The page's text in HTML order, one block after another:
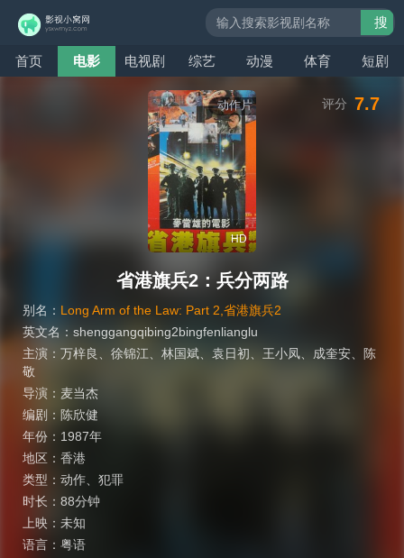
首页 电影 电视剧 综艺 动漫 体育 短剧
搜
动作片
HD
省港旗兵2：兵分两路
别名： Long Arm of the Law: Part 2,省港旗兵2
英文名： shenggangqibing2bingfenlianglu
主演： 万梓良 徐锦江 林国斌 袁日初 王小凤 成奎安
陈
敬
导演： 麦当杰
编剧： 陈欣健
年份： 1987年
地区： 香港
类型： 动作
犯罪
时长： 88分钟
上映： 未知
语言： 粤语
评分 7.7